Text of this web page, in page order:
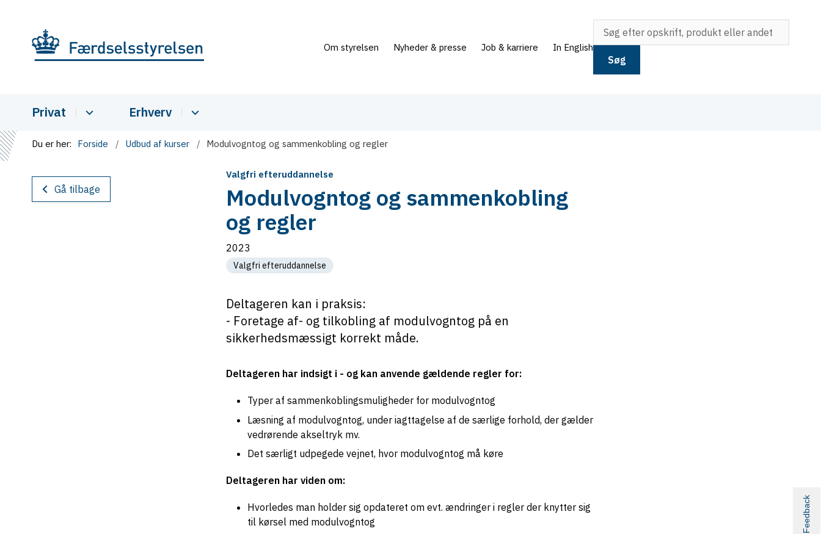
Om styrelsen Nyheder & presse Job & karriere In English
Søg
Privat Erhverv
Du er her: Forside Udbud af kurser Modulvogntog og sammenkobling og regler
Gå tilbage
Valgfri efteruddannelse
Modulvogntog og sammenkobling
og regler
2023
Valgfri efteruddannelse
Deltageren kan i praksis:
- Foretage af- og tilkobling af modulvogntog på en
sikkerhedsmæssigt korrekt måde.
Deltageren har indsigt i - og kan anvende gældende regler for:
Typer af sammenkoblingsmuligheder for modulvogntog
Læsning af modulvogntog, under iagttagelse af de særlige forhold, der gælder
vedrørende akseltryk mv.
Det særligt udpegede vejnet, hvor modulvogntog må køre
Deltageren har viden om:
Hvorledes man holder sig opdateret om evt. ændringer i regler der knytter sig
til kørsel med modulvogntog
Feedback